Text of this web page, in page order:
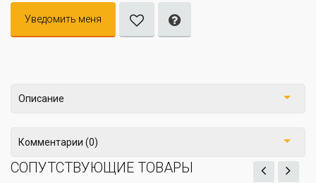
Уведомить меня
Описание
Комментарии (0)
СОПУТСТВУЮЩИЕ ТОВАРЫ